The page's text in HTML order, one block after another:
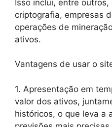
Isso inclui, entre
criptografia, empresas
operações de
ativos.
Vantagens de usar o
1. Apresentação em
valor dos ativos,
históricos, o que leva a